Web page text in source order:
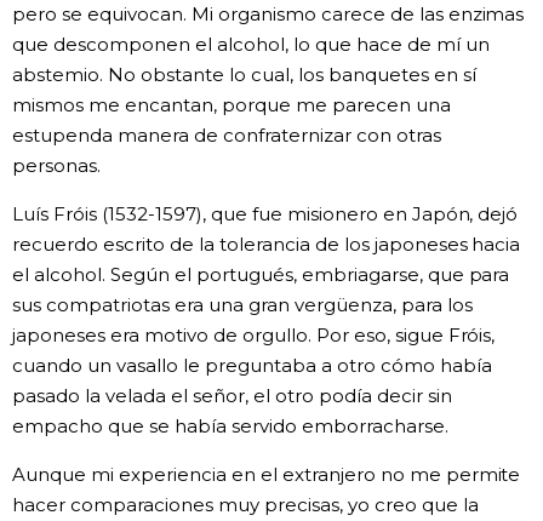
pero se equivocan. Mi organismo carece de las enzimas
que descomponen el alcohol, lo que hace de mí un
abstemio. No obstante lo cual, los banquetes en sí
mismos me encantan, porque me parecen una
estupenda manera de confraternizar con otras
personas.
Luís Fróis (1532-1597), que fue misionero en Japón, dejó
recuerdo escrito de la tolerancia de los japoneses hacia
el alcohol. Según el portugués, embriagarse, que para
sus compatriotas era una gran vergüenza, para los
japoneses era motivo de orgullo. Por eso, sigue Fróis,
cuando un vasallo le preguntaba a otro cómo había
pasado la velada el señor, el otro podía decir sin
empacho que se había servido emborracharse.
Aunque mi experiencia en el extranjero no me permite
hacer comparaciones muy precisas, yo creo que la